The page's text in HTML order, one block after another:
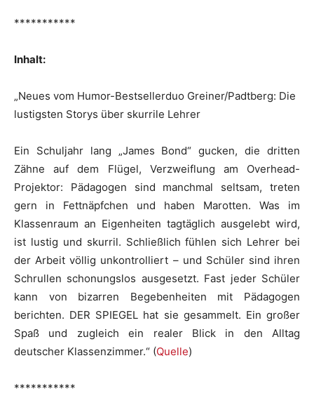
***********
Inhalt:
„Neues vom Humor-Bestsellerduo Greiner/Padtberg: Die
lustigsten Storys über skurrile Lehrer
Ein Schuljahr lang „James Bond“ gucken, die dritten
Zähne auf dem Flügel, Verzweiflung am Overhead-
Projektor: Pädagogen sind manchmal seltsam, treten
gern in Fettnäpfchen und haben Marotten. Was im
Klassenraum an Eigenheiten tagtäglich ausgelebt wird,
ist lustig und skurril. Schließlich fühlen sich Lehrer bei
der Arbeit völlig unkontrolliert – und Schüler sind ihren
Schrullen schonungslos ausgesetzt. Fast jeder Schüler
kann von bizarren Begebenheiten mit Pädagogen
berichten. DER SPIEGEL hat sie gesammelt. Ein großer
Spaß und zugleich ein realer Blick in den Alltag
deutscher Klassenzimmer.“ (Quelle)
***********